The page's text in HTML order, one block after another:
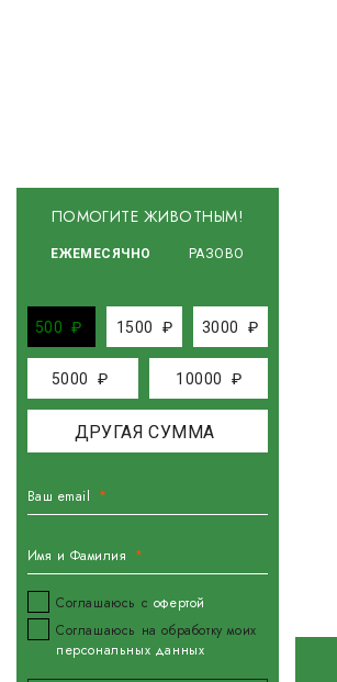
ПОМОГИТЕ ЖИВОТНЫМ!
ЕЖЕМЕСЯЧНО РАЗОВО
500 ₽ 1500 ₽ 3000 ₽
5000 ₽ 10000 ₽
Ваш email
Имя и Фамилия
Соглашаюсь с офертой
Соглашаюсь на обработку моих
персональных данных